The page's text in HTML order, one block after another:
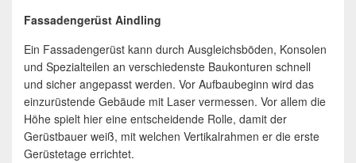
Fassadengerüst Aindling
Ein Fassadengerüst kann durch Ausgleichsböden, Konsolen
und Spezialteilen an verschiedenste Baukonturen schnell
und sicher angepasst werden. Vor Aufbaubeginn wird das
einzurüstende Gebäude mit Laser vermessen. Vor allem die
Höhe spielt hier eine entscheidende Rolle, damit der
Gerüstbauer weiß, mit welchen Vertikalrahmen er die erste
Gerüstetage errichtet.